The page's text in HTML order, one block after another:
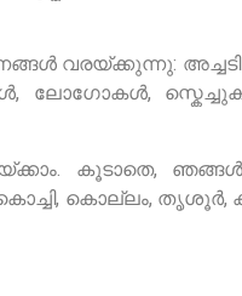
വരയ്ക്കുന്നു:
ലോഗോകൾ,
കൂടാതെ,
കൊല്ലം, തൃശൂർ,